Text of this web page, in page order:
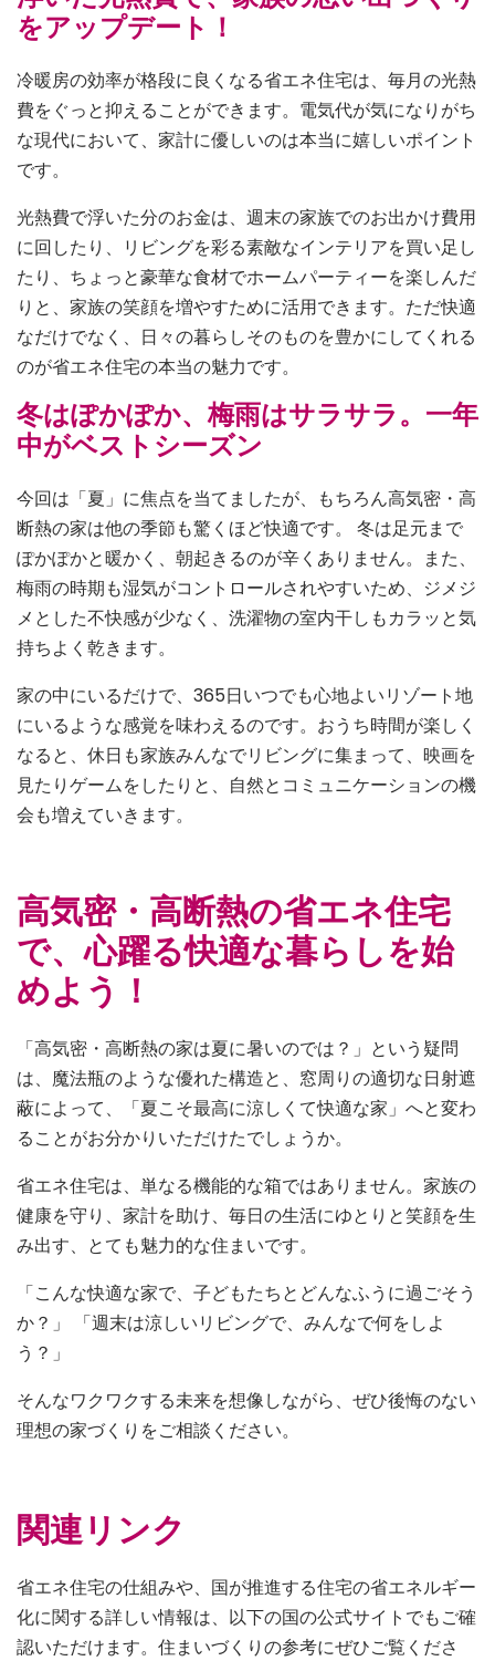
をアップデート！
冷暖房の効率が格段に良くなる省エネ住宅は、毎月の光熱
費をぐっと抑えることができます。電気代が気になりがち
な現代において、家計に優しいのは本当に嬉しいポイント
です。
光熱費で浮いた分のお金は、週末の家族でのお出かけ費用
に回したり、リビングを彩る素敵なインテリアを買い足し
たり、ちょっと豪華な食材でホームパーティーを楽しんだ
りと、家族の笑顔を増やすために活用できます。ただ快適
なだけでなく、日々の暮らしそのものを豊かにしてくれる
のが省エネ住宅の本当の魅力です。
冬はぽかぽか、梅雨はサラサラ。一年
中がベストシーズン
今回は「夏」に焦点を当てましたが、もちろん高気密・高
断熱の家は他の季節も驚くほど快適です。 冬は足元まで
ぽかぽかと暖かく、朝起きるのが辛くありません。また、
梅雨の時期も湿気がコントロールされやすいため、ジメジ
メとした不快感が少なく、洗濯物の室内干しもカラッと気
持ちよく乾きます。
家の中にいるだけで、365日いつでも心地よいリゾート地
にいるような感覚を味わえるのです。おうち時間が楽しく
なると、休日も家族みんなでリビングに集まって、映画を
見たりゲームをしたりと、自然とコミュニケーションの機
会も増えていきます。
高気密・高断熱の省エネ住宅
で、心躍る快適な暮らしを始
めよう！
「高気密・高断熱の家は夏に暑いのでは？」という疑問
は、魔法瓶のような優れた構造と、窓周りの適切な日射遮
蔽によって、「夏こそ最高に涼しくて快適な家」へと変わ
ることがお分かりいただけたでしょうか。
省エネ住宅は、単なる機能的な箱ではありません。家族の
健康を守り、家計を助け、毎日の生活にゆとりと笑顔を生
み出す、とても魅力的な住まいです。
「こんな快適な家で、子どもたちとどんなふうに過ごそう
か？」 「週末は涼しいリビングで、みんなで何をしよ
う？」
そんなワクワクする未来を想像しながら、ぜひ後悔のない
理想の家づくりをご相談ください。
関連リンク
省エネ住宅の仕組みや、国が推進する住宅の省エネルギー
化に関する詳しい情報は、以下の国の公式サイトでもご確
認いただけます。住まいづくりの参考にぜひご覧くださ